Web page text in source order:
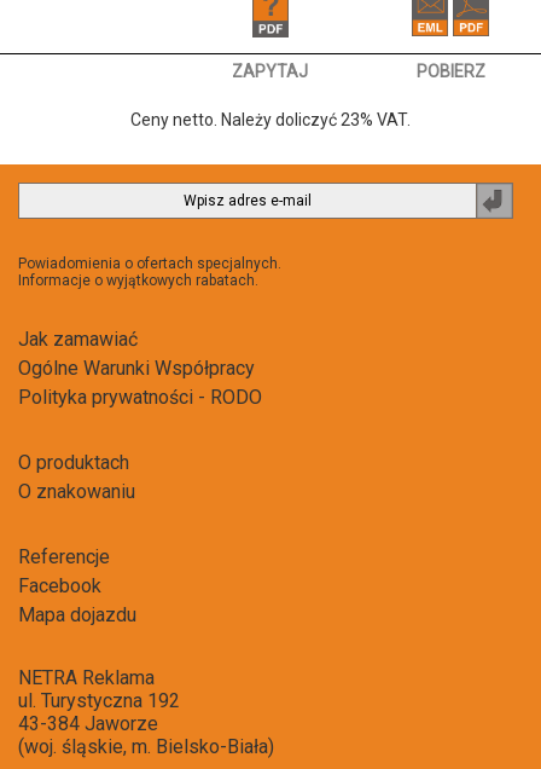
ZAPYTAJ POBIERZ
Ceny netto. Należy doliczyć 23% VAT.
Powiadomienia o ofertach specjalnych.
Informacje o wyjątkowych rabatach.
Jak zamawiać
Ogólne Warunki Współpracy
Polityka prywatności - RODO
O produktach
O znakowaniu
Referencje
Facebook
Mapa dojazdu
NETRA Reklama
ul. Turystyczna 192
43-384 Jaworze
(woj. śląskie, m. Bielsko-Biała)